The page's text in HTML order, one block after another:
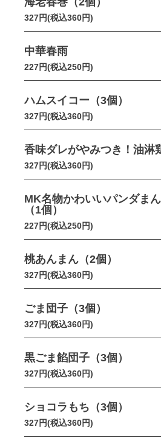
327円(税込360円)
中華春雨
227円(税込250円)
ハムスイコー（3個）
327円(税込360円)
香味ダレがやみつき！油淋
327円(税込360円)
MK名物かわいいパンダまん
（1個）
227円(税込250円)
桃あんまん（2個）
327円(税込360円)
ごま団子（3個）
327円(税込360円)
黒ごま餡団子（3個）
327円(税込360円)
ショコラもち（3個）
327円(税込360円)